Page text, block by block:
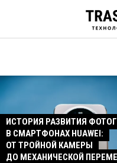
ИСТОРИЯ РАЗВИТИЯ
В СМАРТФОНАХ HUAWEI:
ОТ ТРОЙНОЙ КАМЕРЫ
ДО МЕХАНИЧЕСКОЙ